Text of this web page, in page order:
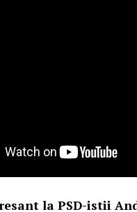
la PSD-istii